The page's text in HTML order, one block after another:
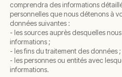
comprendra des informations
personnelles que nous détenons à
données suivantes :
- les sources auprès desquelles
informations ;
- les fins du traitement des données
- les personnes ou entités avec
informations.